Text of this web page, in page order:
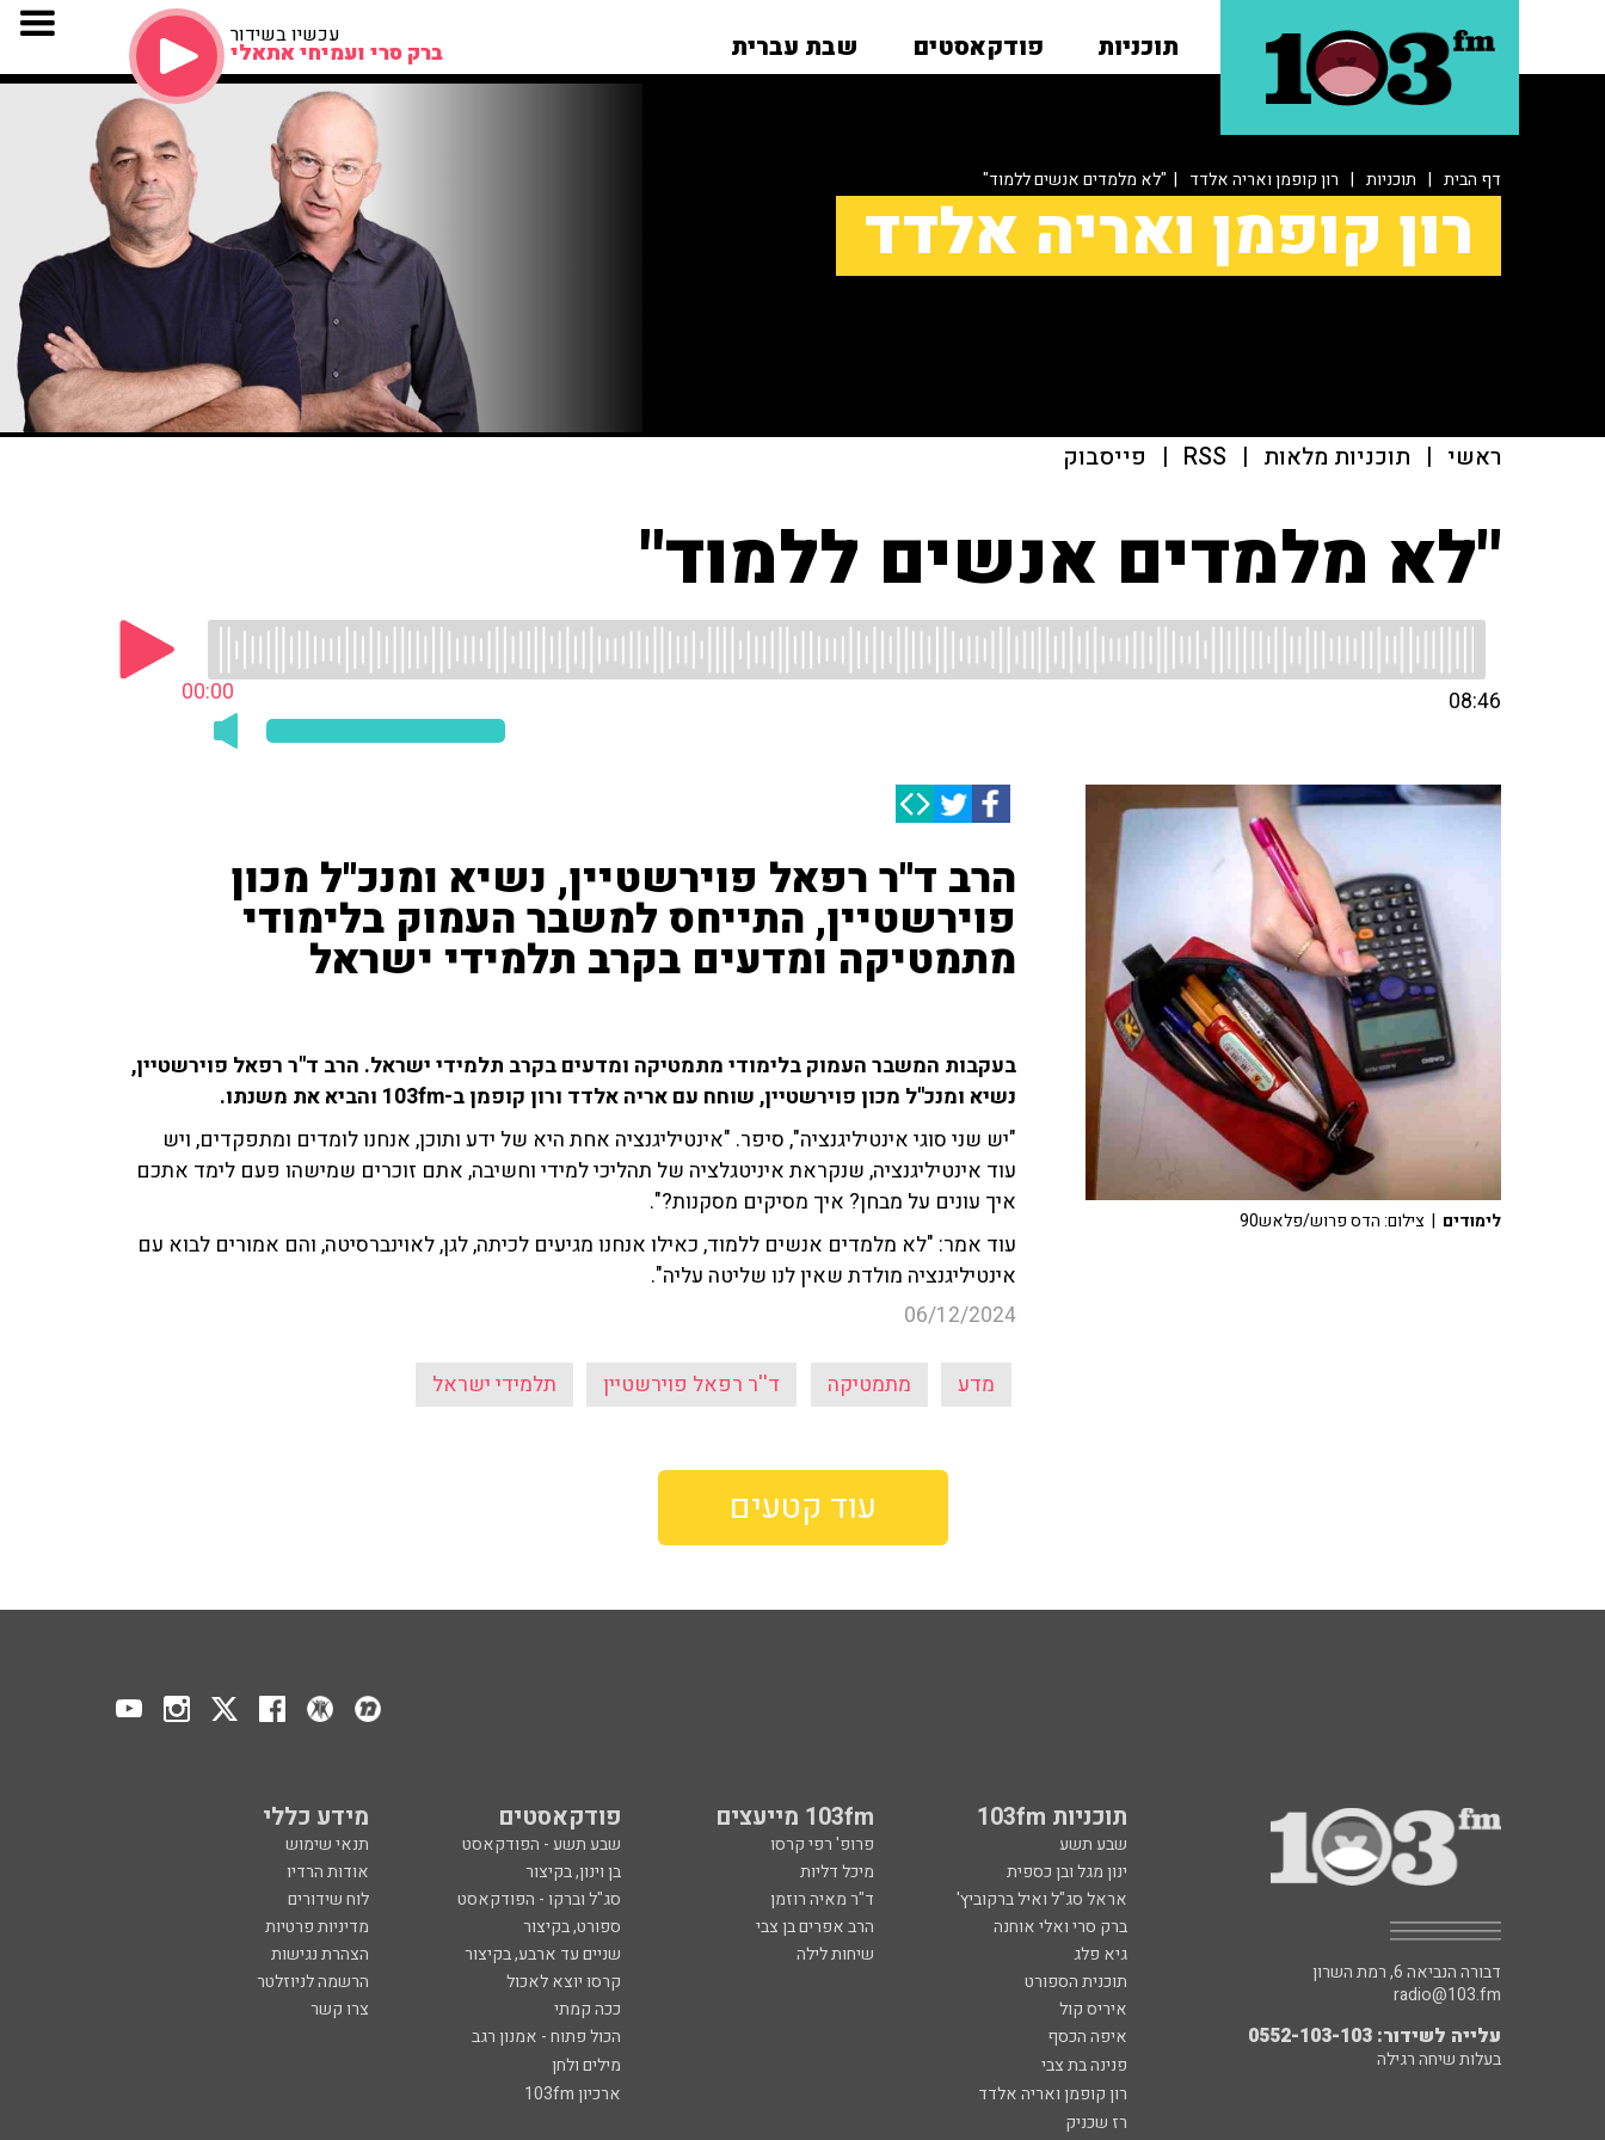
תוכניות פודקאסטים שבת עברית עכשיו בשידור
ברק סרי ועמיחי אתאלי
דף הבית | תוכניות | רון קופמן ואריה אלדד | "לא מלמדים אנשים ללמוד"
רון קופמן ואריה אלדד
ראשי | תוכניות מלאות |
RSS
| פייסבוק
"לא מלמדים אנשים ללמוד"
00:00 08:46
הרב ד''ר רפאל פוירשטיין, נשיא ומנכ''ל מכון
פוירשטיין, התייחס למשבר העמוק בלימודי
מתמטיקה ומדעים בקרב תלמידי ישראל
בעקבות המשבר העמוק בלימודי מתמטיקה ומדעים בקרב תלמידי ישראל. הרב ד''ר רפאל פוירשטיין,
נשיא ומנכ''ל מכון פוירשטיין, שוחח עם אריה אלדד ורון קופמן ב-103fm והביא את משנתו.
"יש שני סוגי אינטיליגנציה", סיפר. "אינטיליגנציה אחת היא של ידע ותוכן, אנחנו לומדים ומתפקדים, ויש
עוד אינטיליגנציה, שנקראת איניטגלציה של תהליכי למידי וחשיבה, אתם זוכרים שמישהו פעם לימד אתכם
איך עונים על מבחן? איך מסיקים מסקנות?".
עוד אמר: "לא מלמדים אנשים ללמוד, כאילו אנחנו מגיעים לכיתה, לגן, לאוינברסיטה, והם אמורים לבוא עם
אינטיליגנציה מולדת שאין לנו שליטה עליה".
06/12/2024
מדע מתמטיקה ד''ר רפאל פוירשטיין תלמידי ישראל
לימודים | צילום: הדס פרוש/פלאש90
עוד קטעים
תוכניות 103fm 103fm מייעצים פודקאסטים מידע כללי
שבע תשע פרופ' רפי קרסו שבע תשע - הפודקאסט
תנאי שימוש
ינון מגל ובן כספית
מיכל דליות בן וינון, בקיצור
אודות הרדיו
אראל סג"ל ואיל ברקוביץ'
ד"ר מאיה רוזמן סג"ל וברקו - הפודקאסט
לוח שידורים
ברק סרי ואלי אוחנה
הרב אפרים בן צבי ספורט, בקיצור
מדיניות פרטיות
גיא פלג
שיחות לילה שניים עד ארבע, בקיצור
הצהרת נגישות
תוכנית הספורט
קרסו יוצא לאכול
הרשמה לניוזלטר
איריס קול
ככה קמתי
צרו קשר
איפה הכסף
הכול פתוח - אמנון רגב
פנינה בת צבי
מילים ולחן
רון קופמן ואריה אלדד
ארכיון 103fm
רז שכניק
דבורה הנביאה 6, רמת השרון
radio@103.fm
עלייה לשידור: 0552-103-103
בעלות שיחה רגילה